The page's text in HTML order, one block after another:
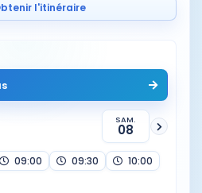
l'itinéraire
SAM.
08
09:00 09:30
10:00